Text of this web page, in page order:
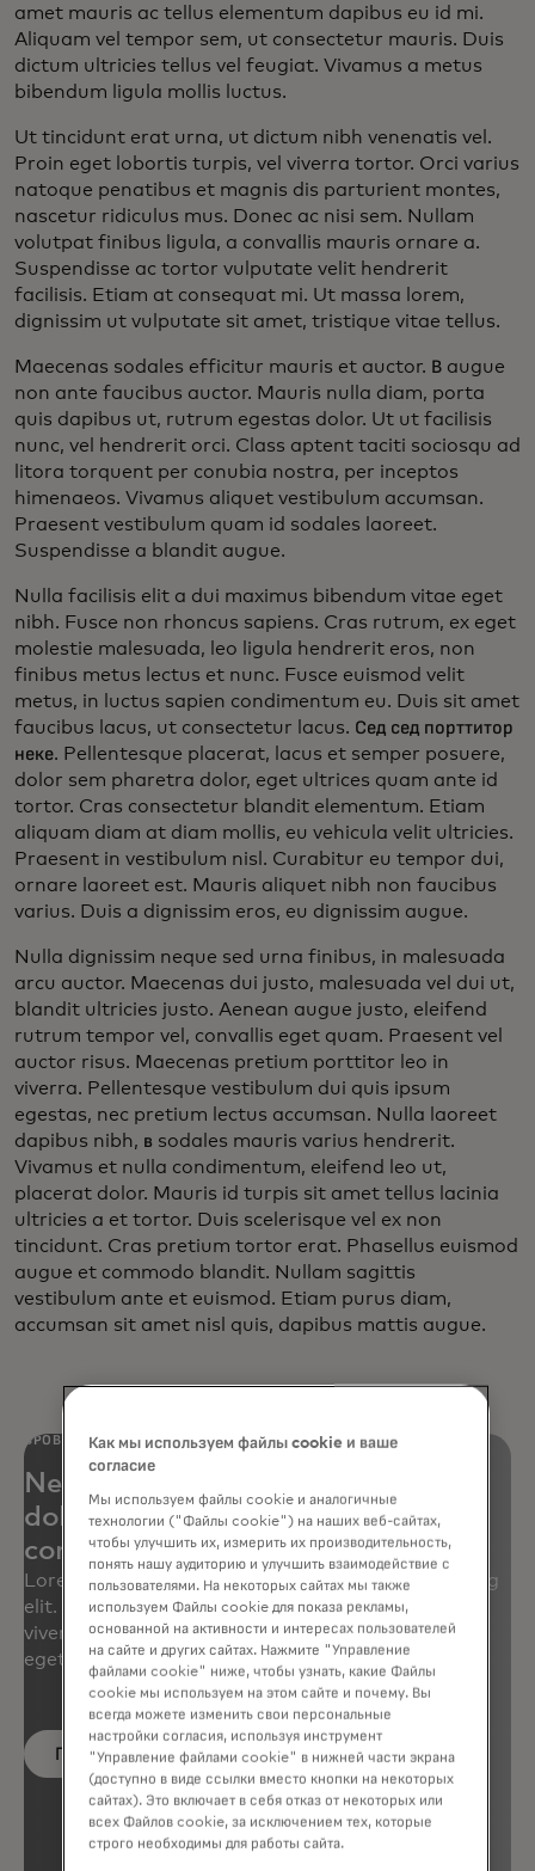
amet mauris ac tellus elementum dapibus eu id mi.
Aliquam vel tempor sem, ut consectetur mauris. Duis
dictum ultricies tellus vel feugiat. Vivamus a metus
bibendum ligula mollis luctus.
Ut tincidunt erat urna, ut dictum nibh venenatis vel.
Proin eget lobortis turpis, vel viverra tortor. Orci varius
natoque penatibus et magnis dis parturient montes,
nascetur ridiculus mus. Donec ac nisi sem. Nullam
volutpat finibus ligula, a convallis mauris ornare a.
Suspendisse ac tortor vulputate velit hendrerit
facilisis. Etiam at consequat mi. Ut massa lorem,
dignissim ut vulputate sit amet, tristique vitae tellus.
Maecenas sodales efficitur mauris et auctor. В augue
non ante faucibus auctor. Mauris nulla diam, porta
quis dapibus ut, rutrum egestas dolor. Ut ut facilisis
nunc, vel hendrerit orci. Class aptent taciti sociosqu ad
litora torquent per conubia nostra, per inceptos
himenaeos. Vivamus aliquet vestibulum accumsan.
Praesent vestibulum quam id sodales laoreet.
Suspendisse a blandit augue.
Nulla facilisis elit a dui maximus bibendum vitae eget
nibh. Fusce non rhoncus sapiens. Cras rutrum, ex eget
molestie malesuada, leo ligula hendrerit eros, non
finibus metus lectus et nunc. Fusce euismod velit
metus, in luctus sapien condimentum eu. Duis sit amet
faucibus lacus, ut consectetur lacus. Сед сед порттитор
неке. Pellentesque placerat, lacus et semper posuere,
dolor sem pharetra dolor, eget ultrices quam ante id
tortor. Cras consectetur blandit elementum. Etiam
aliquam diam at diam mollis, eu vehicula velit ultricies.
Praesent in vestibulum nisl. Curabitur eu tempor dui,
ornare laoreet est. Mauris aliquet nibh non faucibus
varius. Duis a dignissim eros, eu dignissim augue.
Nulla dignissim neque sed urna finibus, in malesuada
arcu auctor. Maecenas dui justo, malesuada vel dui ut,
blandit ultricies justo. Aenean augue justo, eleifend
rutrum tempor vel, convallis eget quam. Praesent vel
auctor risus. Maecenas pretium porttitor leo in
viverra. Pellentesque vestibulum dui quis ipsum
egestas, nec pretium lectus accumsan. Nulla laoreet
dapibus nibh, в sodales mauris varius hendrerit.
Vivamus et nulla condimentum, eleifend leo ut,
placerat dolor. Mauris id turpis sit amet tellus lacinia
ultricies a et tortor. Duis scelerisque vel ex non
tincidunt. Cras pretium tortor erat. Phasellus euismod
augue et commodo blandit. Nullam sagittis
vestibulum ante et euismod. Etiam purus diam,
accumsan sit amet nisl quis, dapibus mattis augue.
БРОВЬ
Neque porro quisquam est qui
dolorem ipsum quia dolor sit amet,
consectetur, adipisci velit
Lorem ipsum dolor sit amet, consectetur adipiscing
elit. Quisque tellus turpis, volutpat sed augue ut,
viverra iaculis risus. Nullam sit amet luctus ligula,
eget ornare massa.
Подробнее
Как мы используем файлы cookie и ваше
согласие
Мы используем файлы cookie и аналогичные
технологии ("Файлы cookie") на наших веб-сайтах,
чтобы улучшить их, измерить их производительность,
понять нашу аудиторию и улучшить взаимодействие с
пользователями. На некоторых сайтах мы также
используем Файлы cookie для показа рекламы,
основанной на активности и интересах пользователей
на сайте и других сайтах. Нажмите "Управление
файлами cookie" ниже, чтобы узнать, какие Файлы
cookie мы используем на этом сайте и почему. Вы
всегда можете изменить свои персональные
настройки согласия, используя инструмент
"Управление файлами cookie" в нижней части экрана
(доступно в виде ссылки вместо кнопки на некоторых
сайтах). Это включает в себя отказ от некоторых или
всех Файлов cookie, за исключением тех, которые
строго необходимы для работы сайта.